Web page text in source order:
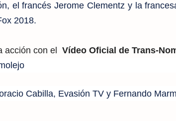
el francés Jerome Clementz y la
2018.
acción con el Vídeo Oficial de Trans-
Cabilla, Evasión TV y Fernando